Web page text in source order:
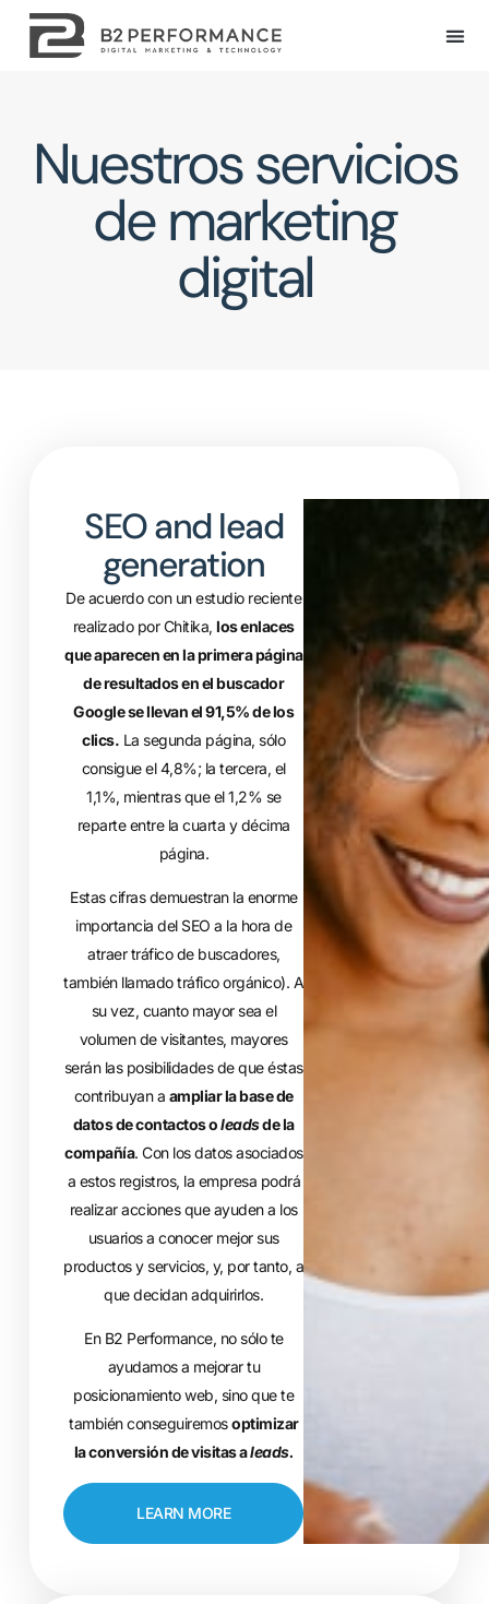
Nuestros servicios
de marketing
digital
SEO and lead
generation
De acuerdo con un estudio reciente
realizado por Chitika,los enlaces
que aparecen en la primera página
de resultados en el buscador
Google se llevan el 91,5% de los
clics. La segunda página, sólo
consigue el 4,8%; la tercera, el
1,1%, mientras que el 1,2% se
reparte entre la cuarta y décima
página.
Estas cifras demuestran la enorme
importancia del SEO a la hora de
atraer tráfico de buscadores,
también llamado tráfico orgánico). A
su vez, cuanto mayor sea el
volumen de visitantes, mayores
serán las posibilidades de que éstas
contribuyan a ampliar la base de
datos de contactos oleadsde la
compañía. Con los datos asociados
a estos registros, la empresa podrá
realizar acciones que ayuden a los
usuarios a conocer mejor sus
productos y servicios, y, por tanto, a
que decidan adquirirlos.
En B2 Performance, no sólo te
ayudamos a mejorar tu
posicionamiento web, sino que te
también conseguiremosoptimizar
la conversión de visitas aleads.
LEARN MORE